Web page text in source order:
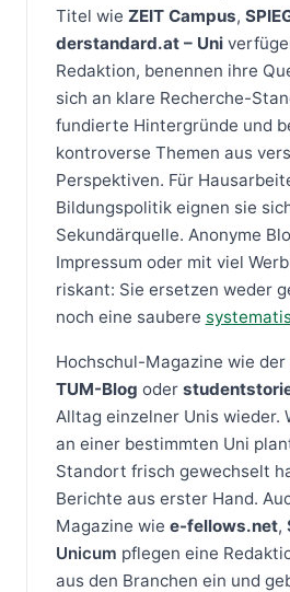
Titel wie ZEIT Campus,
derstandard.at – Uni
Redaktion, benennen ihre
sich an klare Recherche-
fundierte Hintergründe und
kontroverse Themen aus
Perspektiven. Für
Bildungspolitik eignen sie
Sekundärquelle. Anonyme
Impressum oder mit viel
riskant: Sie ersetzen weder
noch eine saubere
Hochschul-Magazine wie der
TUM-Blog oder
Alltag einzelner Unis wieder.
an einer bestimmten Uni
Standort frisch gewechselt
Berichte aus erster Hand.
Magazine wie e-fellows.net,
Unicum pflegen eine
aus den Branchen ein und